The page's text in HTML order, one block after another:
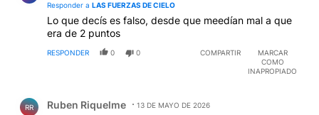
Responder a LAS FUERZAS DE CIELO
Lo que decís es falso, desde que meedían mal a que
era de 2 puntos
RESPONDER 0 0 COMPARTIR
MARCAR
COMO
INAPROPIADO
RR Ruben Riquelme 13 DE MAYO DE 2026